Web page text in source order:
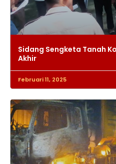
Sidang Sengketa Tanah
Akhir
Februari 11, 2025